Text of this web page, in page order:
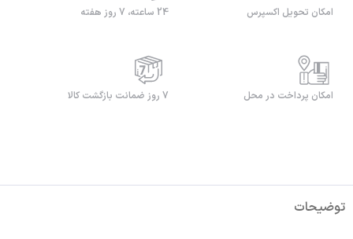
امکان تحویل اکسپرس 24 ساعته، 7 روز هفته
امکان پرداخت در محل 7 روز ضمانت بازگشت کالا
توضیحات